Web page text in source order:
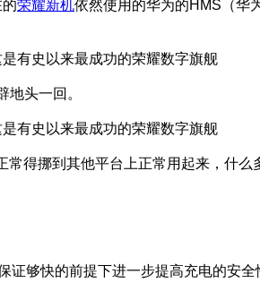
荣耀新机依然使用的华为的HMS（华
头一回。
得挪到其他平台上正常用起来，什
够快的前提下进一步提高充电的安